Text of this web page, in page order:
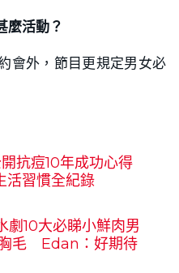
麼活動？
會外，節目更規定男女必
抗痘10年成功心得
活習慣全紀錄
劇10大必睇小鮮肉男
毛 Edan：好期待